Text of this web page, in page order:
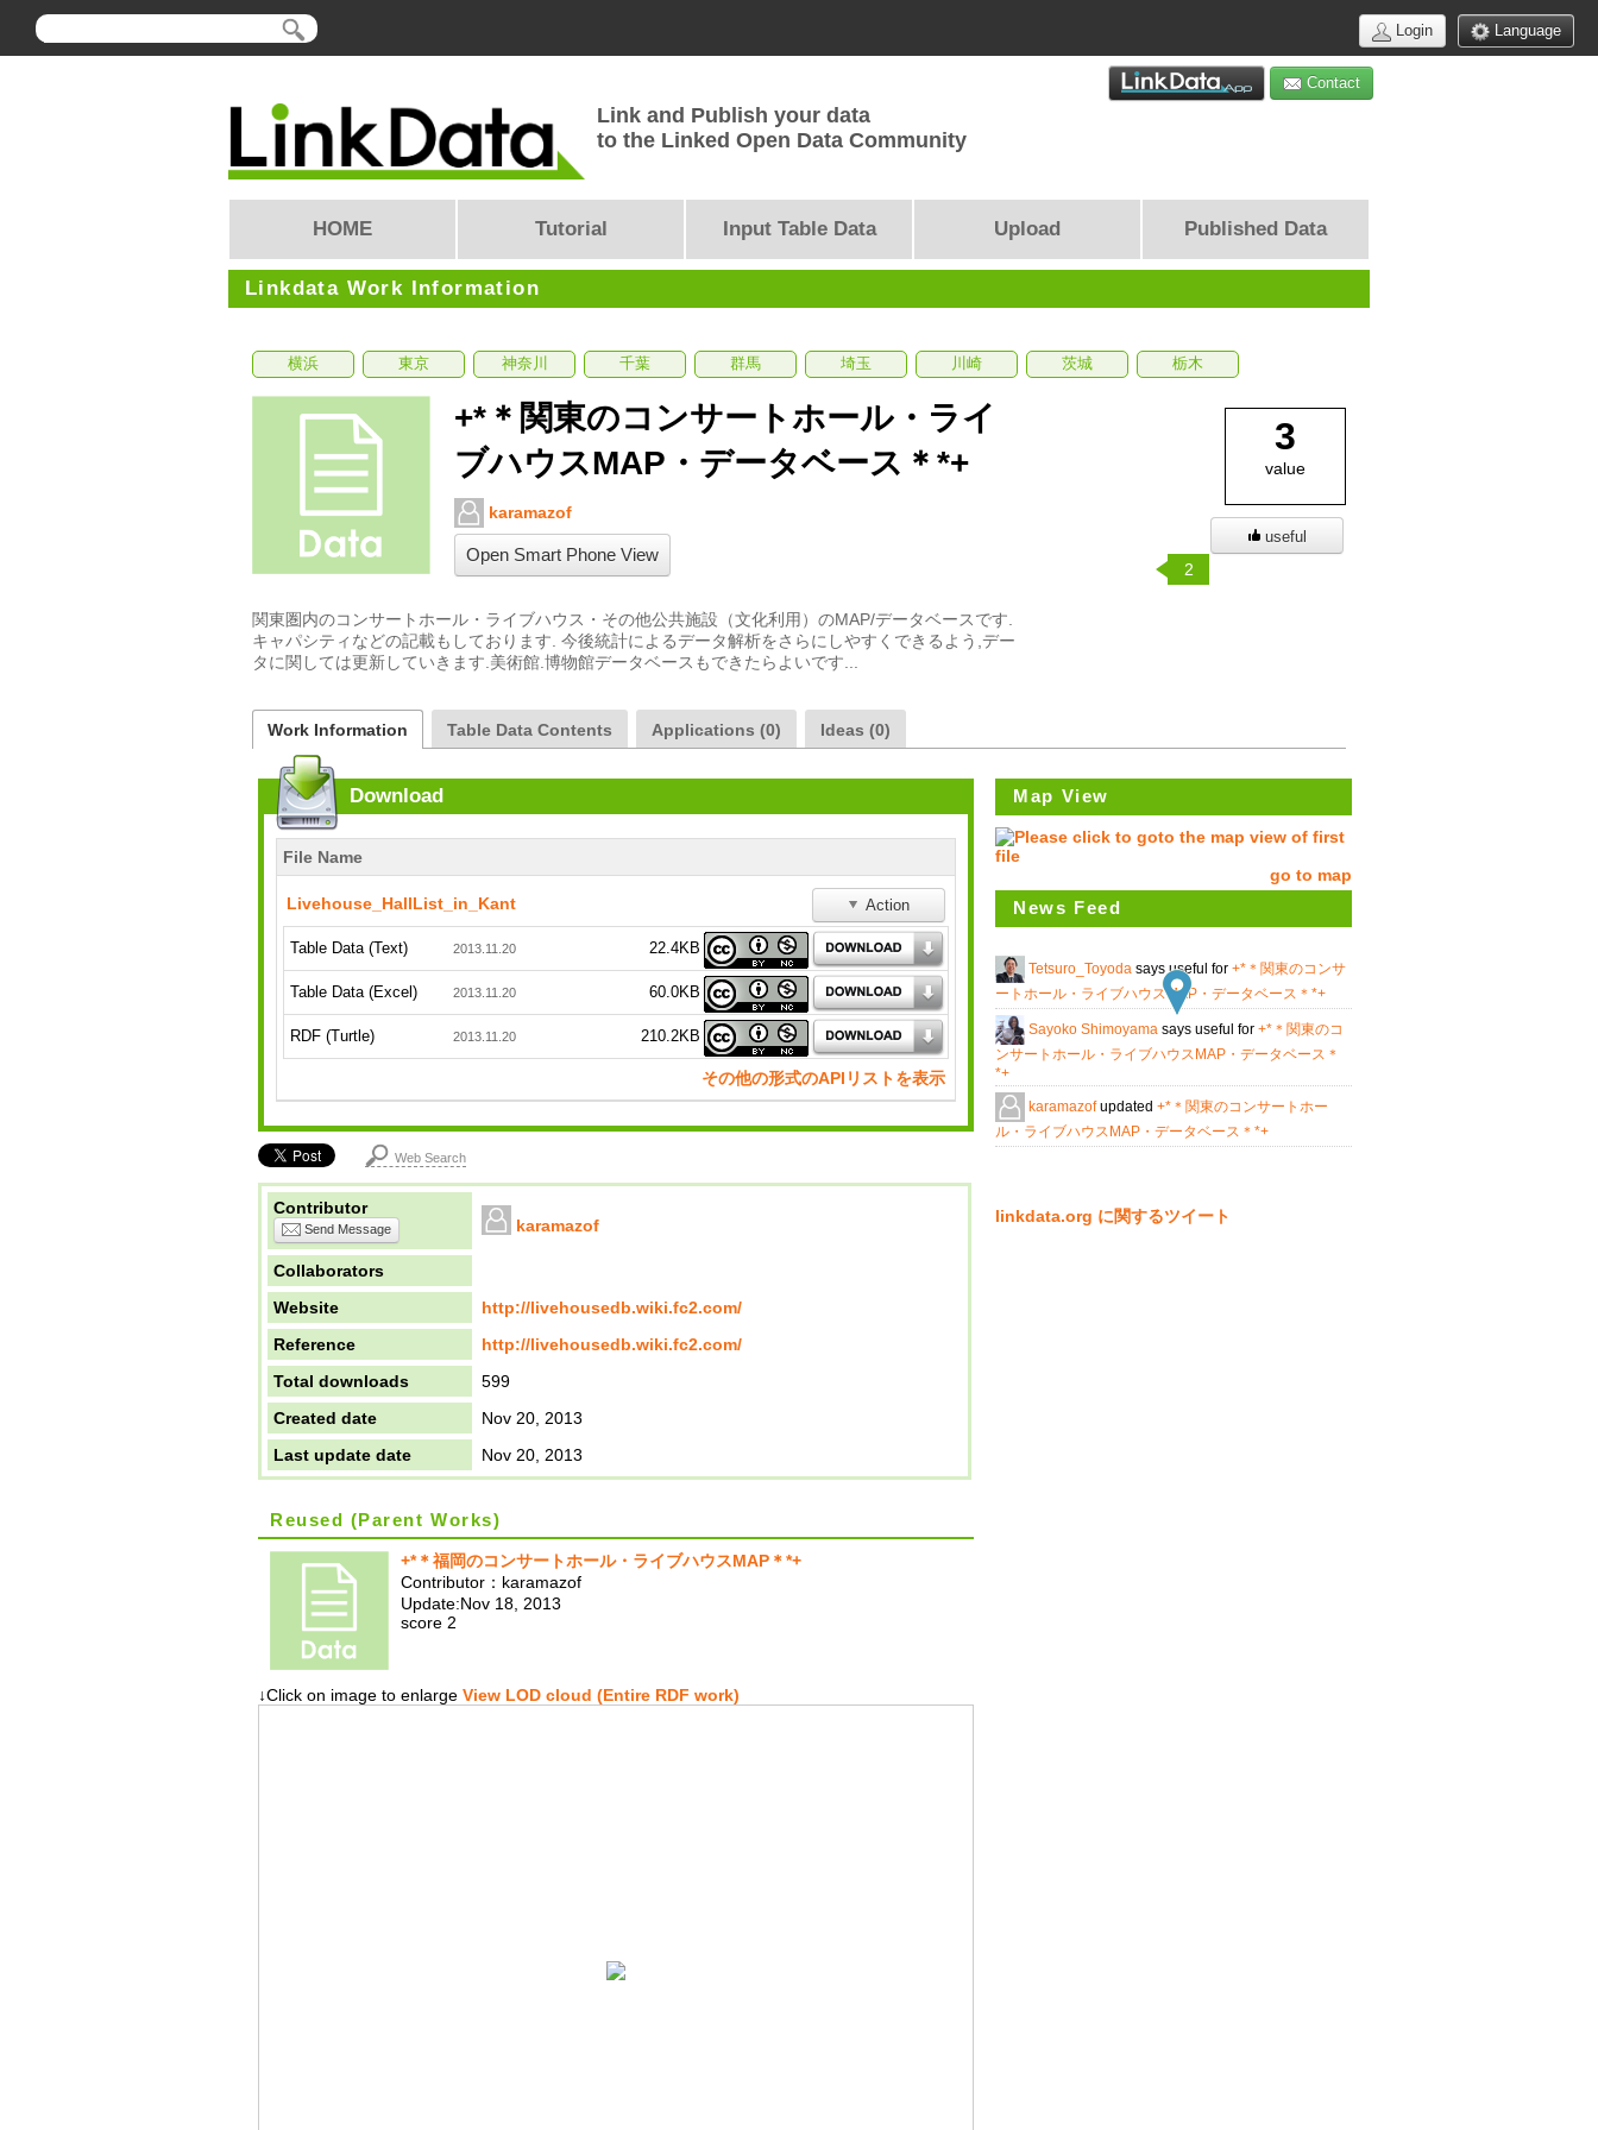
Language
Login
Contact
Link and Publish your data
to the Linked Open Data Community
HOME Tutorial Input Table Data Upload Published Data
Linkdata Work Information
横浜 東京 神奈川 千葉 群馬 埼玉 川崎 茨城 栃木
+*＊関東のコンサートホール・ライ
ブハウスMAP・データベース＊*+
karamazof
Open Smart Phone View
関東圏内のコンサートホール・ライブハウス・その他公共施設（文化利用）のMAP/データベースです.
キャパシティなどの記載もしております. 今後統計によるデータ解析をさらにしやすくできるよう,デー
3
value
useful
2
Work Information Table Data Contents Applications (0) Ideas (0)
Download
File Name
Livehouse_HallList_in_Kant Action
Table Data (Text) 2013.11.20 22.4KB
Table Data (Excel) 2013.11.20 60.0KB
RDF (Turtle) 2013.11.20 210.2KB
その他の形式のAPIリストを表示
Web Search
Contributor
Send Message karamazof
Collaborators
Website
http://livehousedb.wiki.fc2.com/
Reference
http://livehousedb.wiki.fc2.com/
Total downloads
599
Created date
Nov 20, 2013
Last update date
Nov 20, 2013
Reused (Parent Works)
+*＊福岡のコンサートホール・ライブハウスMAP＊*+
Contributor：karamazof
Update:Nov 18, 2013
score 2
↓Click on image to enlarge View LOD cloud (Entire RDF work)
Map View
go to map
News Feed
Tetsuro_Toyoda says useful for +*＊関東のコンサ
ートホール・ライブハウスMAP・データベース＊*+
Sayoko Shimoyama says useful for +*＊関東のコ
ンサートホール・ライブハウスMAP・データベース＊
*+
karamazofupdated +*＊関東のコンサートホー
ル・ライブハウスMAP・データベース＊*+
linkdata.org に関するツイート